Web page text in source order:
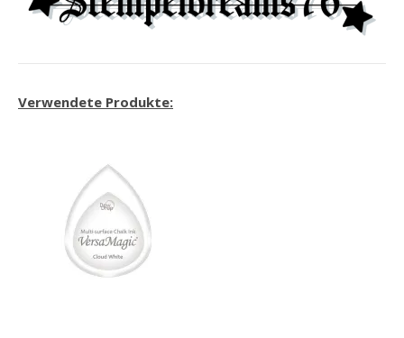
Verwendete Produkte: